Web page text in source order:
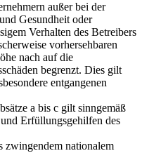
außer bei der
Gesundheit oder
Verhalten des Betreibers
vorhersehbaren
nach auf die
begrenzt. Dies gilt
entgangenen
a bis c gilt sinngemäß
Erfüllungsgehilfen des
zwingendem nationalem